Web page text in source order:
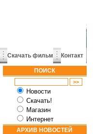
Скачать фильм Контакт
ПОИСК
Новости
Скачать!
Магазин
Интернет
АРХИВ НОВОСТЕЙ